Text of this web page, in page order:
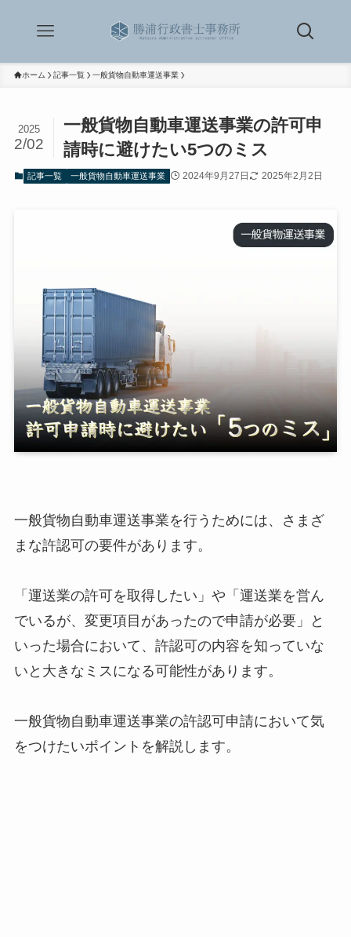
ホーム 記事一覧 一般貨物自動車運送事業
一般貨物自動車運送事業の許可申
請時に避けたい5つのミス
2025
2/02
記事一覧 一般貨物自動車運送事業 2024年9月27日 2025年2月2日
一般貨物自動車運送事業を行うためには、さまざ
まな許認可の要件があります。
「運送業の許可を取得したい」や「運送業を営ん
でいるが、変更項目があったので申請が必要」と
いった場合において、許認可の内容を知っていな
いと大きなミスになる可能性があります。
一般貨物自動車運送事業の許認可申請において気
をつけたいポイントを解説します。